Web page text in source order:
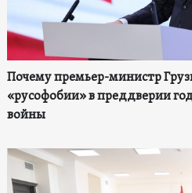
Почему премьер-министр
«русофобии» в преддверии
войны